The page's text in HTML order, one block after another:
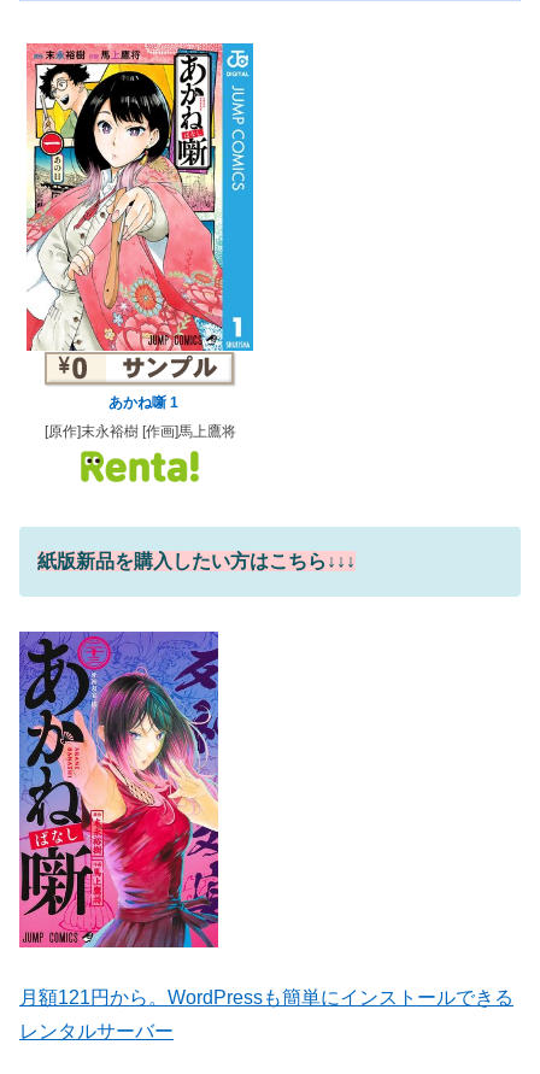
あかね噺 1
[原作]末永裕樹 [作画]馬上鷹将
紙版新品を購入したい方はこちら↓↓↓
月額121円から。WordPressも簡単にインストールできる
レンタルサーバー